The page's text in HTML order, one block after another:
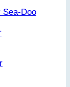
Sea-Doo